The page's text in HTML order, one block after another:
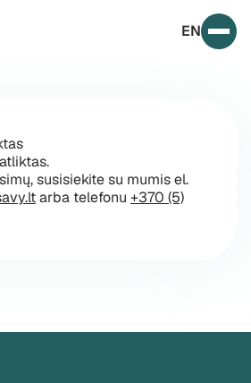
EN
susisiekite su mumis el.
arba telefonu +370 (5)